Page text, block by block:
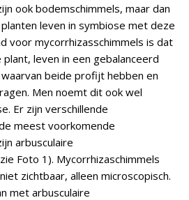
ook bodemschimmels, maar dan
leven in symbiose met deze
voor mycorrhizasschimmels is dat
leven in een gebalanceerd
beide profijt hebben en
Men noemt dit ook wel
Er zijn verschillende
meest voorkomende
arbusculaire
Foto 1). Mycorrhizaschimmels
zichtbaar, alleen microscopisch.
met arbusculaire